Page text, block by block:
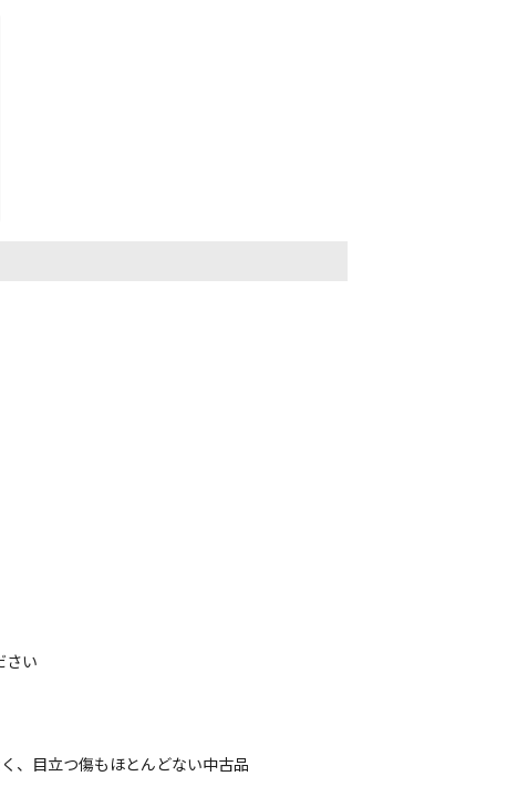
さい
、目立つ傷もほとんどない中古品